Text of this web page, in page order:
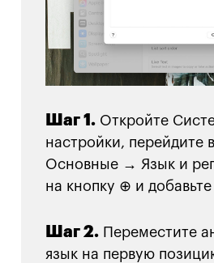
Шаг 1. Откройте
настройки, перейдите
Основные → Язык и
на кнопку ⊕ и
Шаг 2. Переместите
язык на первую